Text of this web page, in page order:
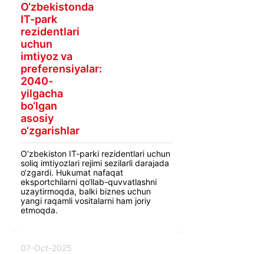
O‘zbekistonda
IT-park
rezidentlari
uchun
imtiyoz va
preferensiyalar:
2040-
yilgacha
bo‘lgan
asosiy
o‘zgarishlar
O‘zbekiston IT-parki rezidentlari uchun
soliq imtiyozlari rejimi sezilarli darajada
o‘zgardi. Hukumat nafaqat
eksportchilarni qo‘llab-quvvatlashni
uzaytirmoqda, balki biznes uchun
yangi raqamli vositalarni ham joriy
etmoqda.
07-Oct-2025